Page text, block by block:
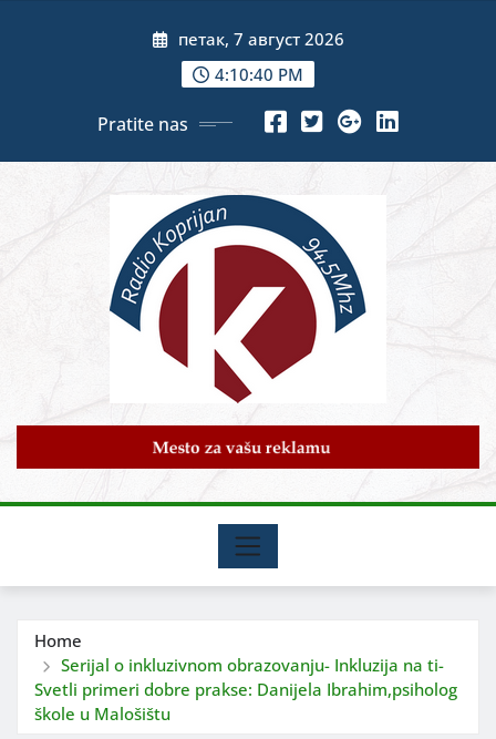
петак, 7 август 2026
4:10:41 PM
Pratite nas
Home
Serijal o inkluzivnom obrazovanju- Inkluzija na ti-
Svetli primeri dobre prakse: Danijela Ibrahim,psiholog
škole u Malošištu